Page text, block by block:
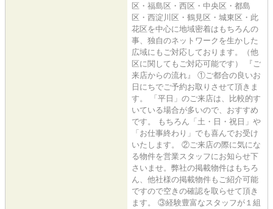
区・福島区・西区・中央区・都島
区・西淀川区・鶴見区・城東区・此
花区を中心に地域密着はもちろんの
事、独自のネットワークを生かした
広域にもご対応しております。（他
区に関してもご対応可能です） 『ご
来店からの流れ』 ①ご都合の良いお
日にちでご予約お取りさせて頂きま
す。 「平日」のご来店は、比較的す
いている場合が多いので、おすすめ
です。 もちろん「土・日・祝日」や
「お仕事終わり」でも喜んでお受け
いたします。 ②ご来店の際に気にな
る物件を営業スタッフにお知らせ下
さいませ。弊社の掲載物件はもちろ
ん、他社様の掲載物件もご紹介可能
ですので空きの確認を取らせて頂き
ます。 ③経験豊富なスタッフが１組